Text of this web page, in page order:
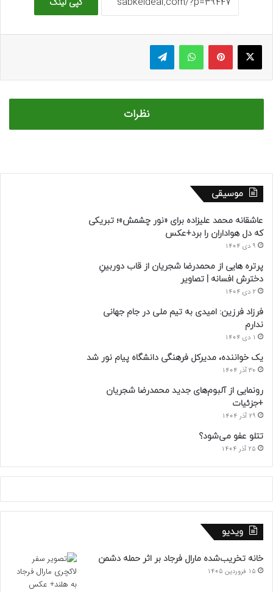
ایکس پینتریستواتس آپ تلگرام
نظرات
موسیقی
عاشقانه محمد علیزاده برای «نور چشمش»؛ تبریکی
که دل هواداران را برد+عکس
9 دی 1404
پرتره هایی از محمدرضا شجریان از قاب دوربینِ
دخترش افسانه | تصاویر
2 دی 1404
فرزاد فرزین: امیدی به تیم ملی در جام جهانی
ندارم
1 دی 1404
یک خواننده، مدیرکل فرهنگی دانشگاه پیام نور شد
30 آذر 1404
رونمایی از آلبوم‌های جدید محمدرضا شجریان
+جزئیات
29 آذر 1404
تتلو عفو می‌شود؟
25 آذر 1404
ویدیو
خانه تخریب‌شده مارال فرجاد بر اثر حمله دشمن
15 فروردین 1405